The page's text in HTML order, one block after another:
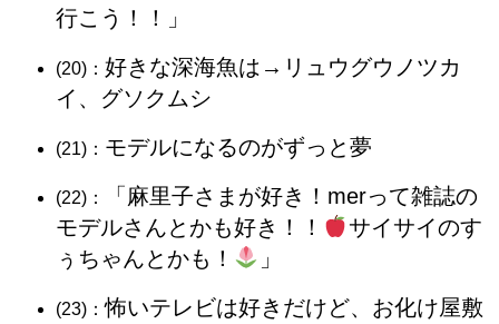
行こう！！」
(20)： 好きな深海魚は→リュウグウノツカ
イ、グソクムシ
(21)： モデルになるのがずっと夢
(22)：
「麻里子さまが好き！merって雑誌の
モデルさんとかも好き！！
サイサイのす
ぅちゃんとかも！
」
(23)：怖いテレビは好きだけど、お化け屋敷